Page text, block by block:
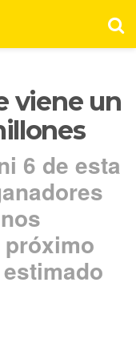
viene un
6 de esta